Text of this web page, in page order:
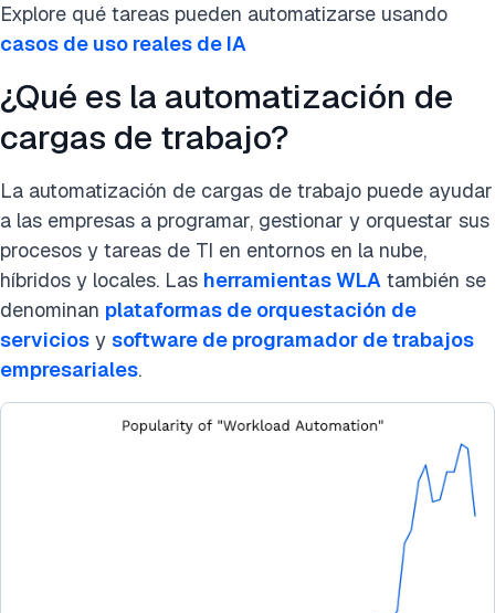
Explore qué tareas pueden automatizarse usando
casos de uso reales de IA
¿Qué es la automatización de
cargas de trabajo?
La automatización de cargas de trabajo puede ayudar
a las empresas a programar, gestionar y orquestar sus
procesos y tareas de TI en entornos en la nube,
híbridos y locales. Las herramientas WLA también se
denominan plataformas de orquestación de
servicios y software de programador de trabajos
empresariales.